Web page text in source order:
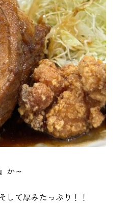
か～
して厚みたっぷり！！